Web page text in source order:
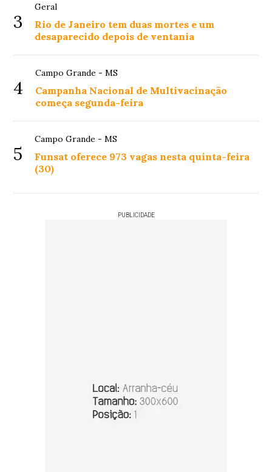
3
Geral
Rio de Janeiro tem duas mortes e um
desaparecido depois de ventania
4
Campo Grande - MS
Campanha Nacional de Multivacinação
começa segunda-feira
5
Campo Grande - MS
Funsat oferece 973 vagas nesta quinta-feira
(30)
PUBLICIDADE